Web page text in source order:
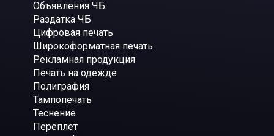
Объявления ЧБ
Раздатка ЧБ
Цифровая печать
Широкоформатная печать
Рекламная продукция
Печать на одежде
Полиграфия
Тампопечать
Теснение
Переплет